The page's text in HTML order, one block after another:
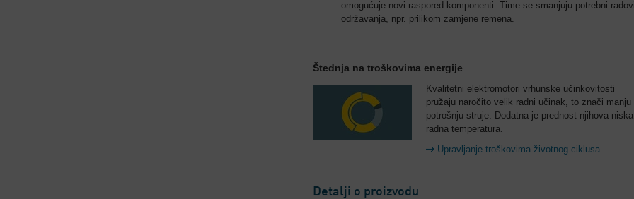
omogućuje novi raspored komponenti. Time se smanjuju potrebni
održavanja, npr. prilikom zamjene remena.
Štednja na troškovima energije
Kvalitetni elektromotori vrhunske učinkovitosti
pružaju naročito velik radni učinak, to znači manju
potrošnju struje. Dodatna je prednost njihova niska
radna temperatura.
Upravljanje troškovima životnog ciklusa
Detalji o proizvodu